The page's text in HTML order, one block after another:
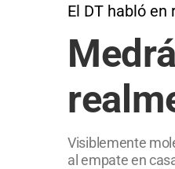
El DT habló en
Visiblemente
al empate en